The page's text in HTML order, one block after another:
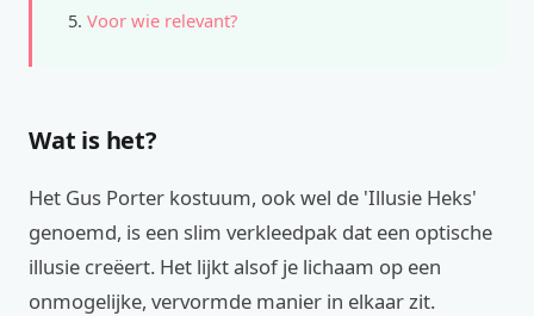
Voor wie relevant?
Wat is het?
Het Gus Porter kostuum, ook wel de 'Illusie Heks'
genoemd, is een slim verkleedpak dat een optische
illusie creëert. Het lijkt alsof je lichaam op een
onmogelijke, vervormde manier in elkaar zit.